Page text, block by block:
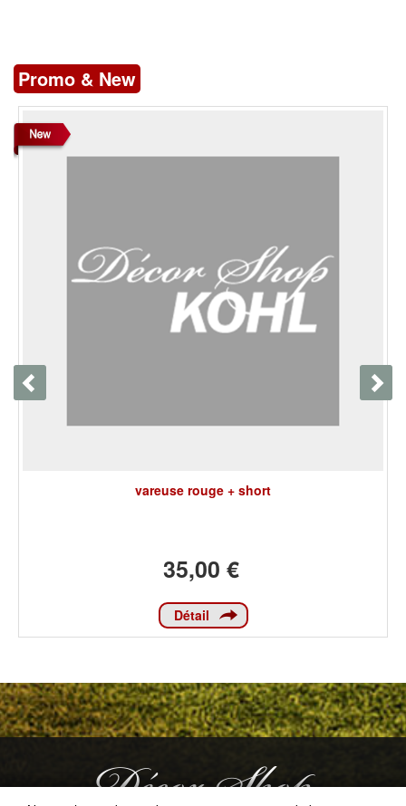
Promo & New
vareuse rouge + short
35,00 €
Détail